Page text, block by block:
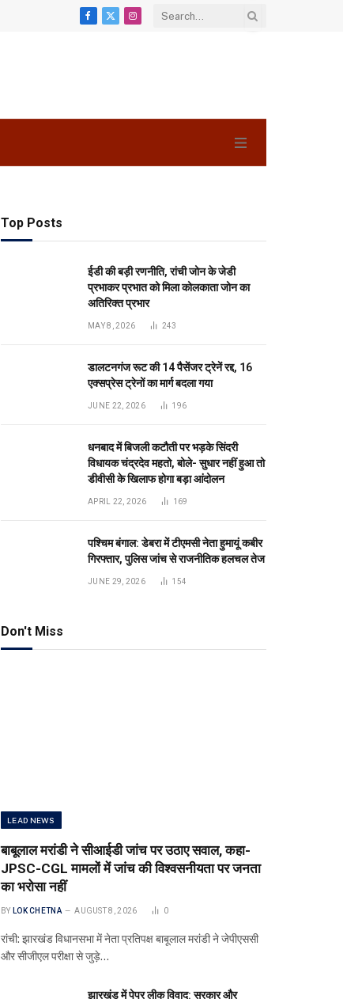
Facebook
X
Instagram
Top Posts
ईडी की बड़ी रणनीति, रांची जोन के जेडी
प्रभाकर प्रभात को मिला कोलकाता जोन का
अतिरिक्त प्रभार
MAY 8, 2026 243
डालटनगंज रूट की 14 पैसेंजर ट्रेनें रद्द, 16
एक्सप्रेस ट्रेनों का मार्ग बदला गया
JUNE 22, 2026 196
धनबाद में बिजली कटौती पर भड़के सिंदरी
विधायक चंद्रदेव महतो, बोले- सुधार नहीं हुआ तो
डीवीसी के खिलाफ होगा बड़ा आंदोलन
APRIL 22, 2026 169
पश्चिम बंगाल: डेबरा में टीएमसी नेता हुमायूं कबीर
गिरफ्तार, पुलिस जांच से राजनीतिक हलचल तेज
JUNE 29, 2026 154
Don't Miss
LEAD NEWS
बाबूलाल मरांडी ने सीआईडी जांच पर उठाए सवाल, कहा-
JPSC-CGL मामलों में जांच की विश्वसनीयता पर जनता
का भरोसा नहीं
BY LOK CHETNA AUGUST 8, 2026 0
रांची: झारखंड विधानसभा में नेता प्रतिपक्ष बाबूलाल मरांडी ने जेपीएससी
और सीजीएल परीक्षा से जुड़े…
झारखंड में पेपर लीक विवाद: सरकार और